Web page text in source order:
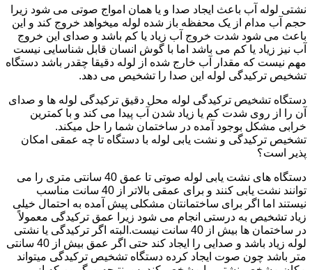
نشتی لوله آب باعث ایجاد صدا و یا همان امواج صوتی می شود زیرا
حجم آب مدام از یک محفظه باز شده لوله میخواهد خروج کند و این
باعث می شود شدت خروج آب زیاد یا کم باشد و صدای این خروج
آب نیز زیاد یا کم می باشد اما با گوش انسان قابل شناسایی نیست
مهم نیست که مقدار آب خارج شده از لوله دقیقا چقدر باشد دستگاه
تشخیص ترکیدگی لوله این صدا را تشخیص می دهد.
دستگاه تشخیص ترکیدگی لوله محل دقیق ترکیدگی لوله ها و صدای
آن را از روی شدت کم یا زیاد شدن آب پیدا می کند و با کمترین
خرابی مشکل بوجود آمده در ساختمان شما را حل میکند.
تشخیص ترکیدگی و نشت یابی لوله با دستگاه تا چه عمقی امکان
پذیر است؟
دستگاه های نشت یابی لوله صوتی تا عمق 40 سانتی متری را می
توانند نشت یابی کنند و برای عمقی بالاتر از 40 سانت مناسب
نیستند اما اگر برای ساختمانتان مشکلی پیش آمده به احتمال خیلی
زیاد تشخیص به درستی انجام می شود زیرا عمق ترکیدگی معمولاً
در ساختمان ها بیش از 40 سانت نیست.البته اگر ترکیدگی یا نشتی
لوله زیاد باشد و صدایی را ایجاد کند حتی اگر عمق بیش از 40 سانتی
متر باشد چون صوت ایجاد کرده دستگاه تشخیص ترکیدگی میتواند